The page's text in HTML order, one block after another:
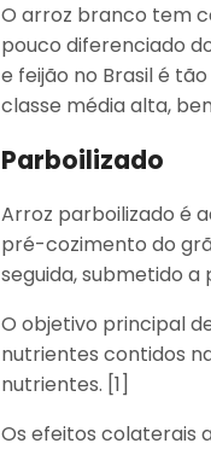
O arroz branco tem
pouco diferenciado
e feijão no Brasil é
classe média alta,
Parboilizado
Arroz parboilizado é
pré-cozimento do
seguida, submetido
O objetivo principal
nutrientes contidos
nutrientes. [1]
Os efeitos colaterais